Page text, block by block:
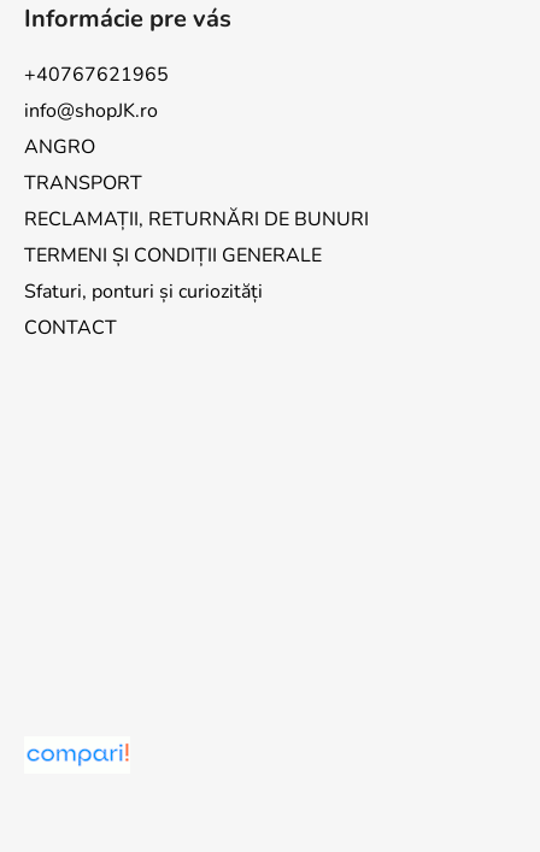
Informácie pre vás
+40767621965
info@shopJK.ro
ANGRO
TRANSPORT
RECLAMAȚII, RETURNĂRI DE BUNURI
TERMENI ȘI CONDIȚII GENERALE
Sfaturi, ponturi și curiozități
CONTACT